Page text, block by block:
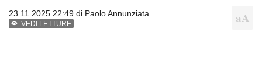
23.11.2025 22:49 di Paolo Annunziata
VEDI LETTURE